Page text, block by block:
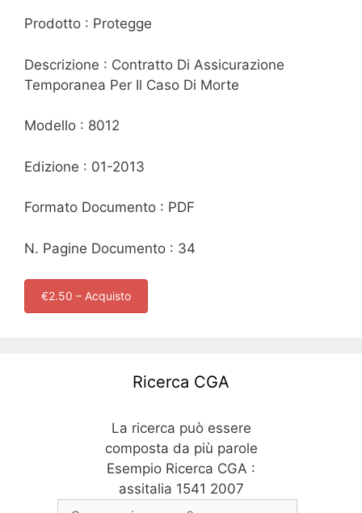
Prodotto : Protegge
Descrizione : Contratto Di Assicurazione
Temporanea Per Il Caso Di Morte
Modello : 8012
Edizione : 01-2013
Formato Documento : PDF
N. Pagine Documento : 34
€2.50 – Acquisto
Ricerca CGA
La ricerca può essere
composta da più parole
Esempio Ricerca CGA :
assitalia 1541 2007